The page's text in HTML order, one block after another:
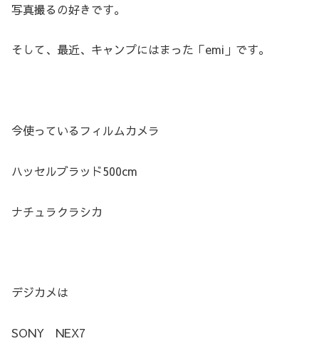
写真撮るの好きです。
そして、最近、キャンプにはまった「emi」です。
今使っているフィルムカメラ
ハッセルブラッド500cm
ナチュラクラシカ
デジカメは
SONY NEX7